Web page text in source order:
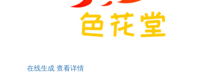
在线生成 查看详情